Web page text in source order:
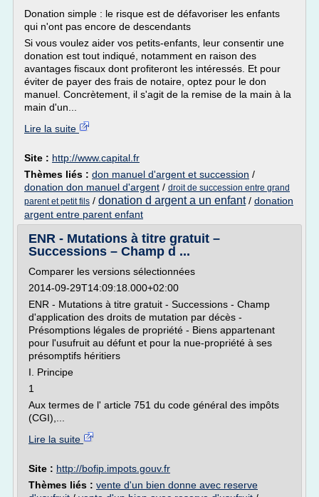
Donation simple : le risque est de défavoriser les enfants
qui n'ont pas encore de descendants
Si vous voulez aider vos petits-enfants, leur consentir une
donation est tout indiqué, notamment en raison des
avantages fiscaux dont profiteront les intéressés. Et pour
éviter de payer des frais de notaire, optez pour le don
manuel. Concrètement, il s'agit de la remise de la main à la
main d'un...
Lire la suite
Site : http://www.capital.fr
Thèmes liés : don manuel d'argent et succession /
donation don manuel d'argent / droit de succession entre grand
parent et petit fils / donation d argent a un enfant/ donation
argent entre parent enfant
ENR - Mutations à titre gratuit –
Successions – Champ d ...
Comparer les versions sélectionnées
2014-09-29T14:09:18.000+02:00
ENR - Mutations à titre gratuit - Successions - Champ
d'application des droits de mutation par décès -
Présomptions légales de propriété - Biens appartenant
pour l'usufruit au défunt et pour la nue-propriété à ses
présomptifs héritiers
I. Principe
1
Aux termes de l' article 751 du code général des impôts
(CGI),...
Lire la suite
Site : http://bofip.impots.gouv.fr
Thèmes liés : vente d'un bien donne avec reserve